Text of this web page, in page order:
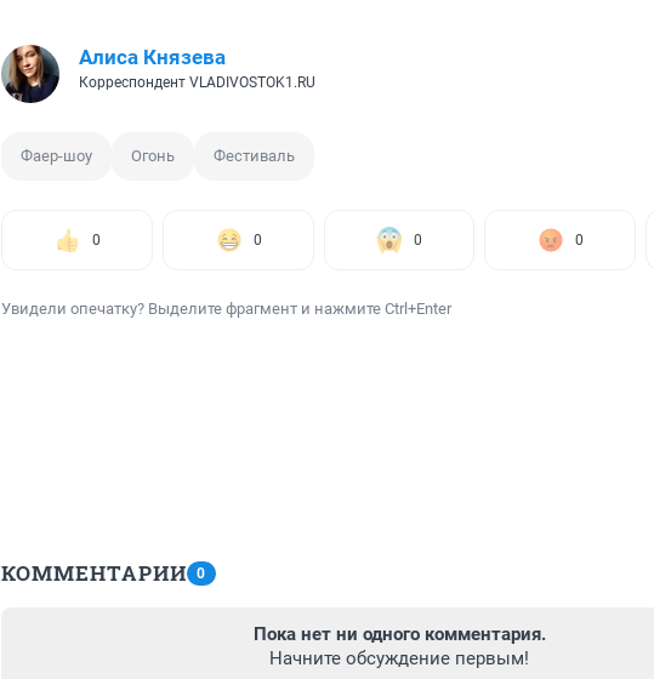
Алиса Князева
Корреспондент VLADIVOSTOK1.RU
Фаер-шоу Огонь Фестиваль
0 0 0 0
Увидели опечатку? Выделите фрагмент и нажмите Ctrl+Enter
КОММЕНТАРИИ 0
Пока нет ни одного комментария.
Начните обсуждение первым!